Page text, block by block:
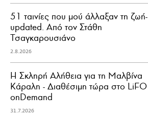
51 ταινίες που μού άλλαξαν τη ζωή-
updated. Aπό τον Στάθη
Τσαγκαρουσιάνο
2.8.2026
Η Σκληρή Αλήθεια για τη Μαλβίνα
Κάραλη - Διαθέσιμη τώρα στo LiFO
onDemand
31.7.2026